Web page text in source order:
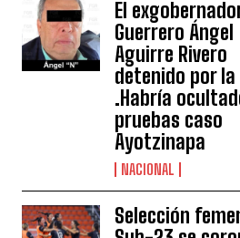
El
Guerrero Ángel
Aguirre Rivero
detenido por la
.Habría
pruebas caso
Ayotzinapa
NACIONAL
Selección